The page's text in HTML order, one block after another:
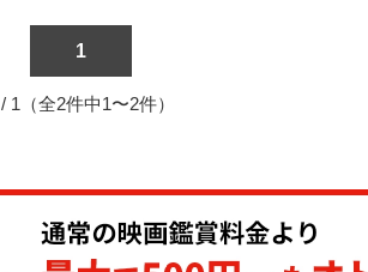
1
/ 1（全2件中1〜2件）